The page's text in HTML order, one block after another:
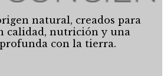
natural, creados para
calidad, nutrición y una
con la tierra.